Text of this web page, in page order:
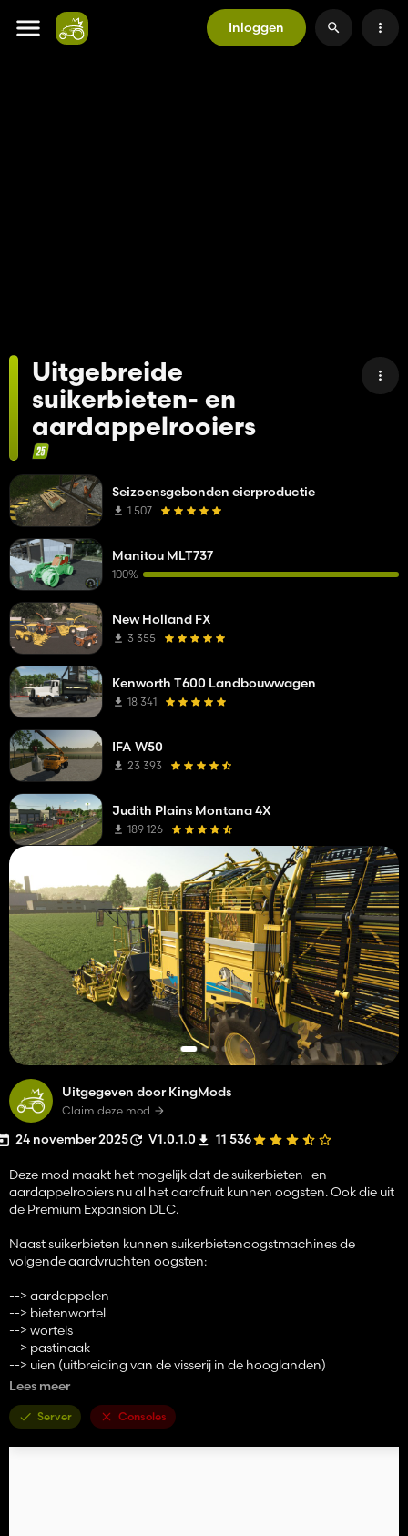
Inloggen
Uitgebreide
suikerbieten- en
aardappelrooiers
Uitgegeven door KingMods
Claim deze mod
24 november 2025 V1.0.1.0 11 536
Deze mod maakt het mogelijk dat de suikerbieten- en
aardappelrooiers nu al het aardfruit kunnen oogsten. Ook die uit
de Premium Expansion DLC.
Naast suikerbieten kunnen suikerbietenoogstmachines de
volgende aardvruchten oogsten:
--> aardappelen
--> bietenwortel
--> wortels
--> pastinaak
--> uien (uitbreiding van de visserij in de hooglanden)
aardvruchten oogsten:
--> suikerbieten
Lees meer
Server Consoles
Seizoensgebonden eierproductie
1 507
Manitou MLT737
100%
New Holland FX
3 355
Kenworth T600 Landbouwwagen
18 341
IFA W50
23 393
Judith Plains Montana 4X
189 126